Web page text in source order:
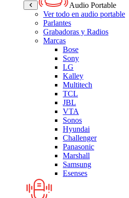
Audio Portable
Ver todo en audio portable
Parlantes
Grabadoras y Radios
Marcas
Bose
Sony
LG
Kalley
Multitech
TCL
JBL
VTA
Sonos
Hyundai
Challenger
Panasonic
Marshall
Samsung
Esenses